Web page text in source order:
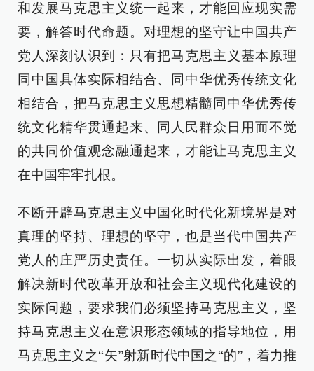
和发展马克思主义统一起来，才能回应现实需
要，解答时代命题。对理想的坚守让中国共产
党人深刻认识到：只有把马克思主义基本原理
同中国具体实际相结合、同中华优秀传统文化
相结合，把马克思主义思想精髓同中华优秀传
统文化精华贯通起来、同人民群众日用而不觉
的共同价值观念融通起来，才能让马克思主义
在中国牢牢扎根。
不断开辟马克思主义中国化时代化新境界是对
真理的坚持、理想的坚守，也是当代中国共产
党人的庄严历史责任。一切从实际出发，着眼
解决新时代改革开放和社会主义现代化建设的
实际问题，要求我们必须坚持马克思主义，坚
持马克思主义在意识形态领域的指导地位，用
马克思主义之“矢”射新时代中国之“的”，着力推